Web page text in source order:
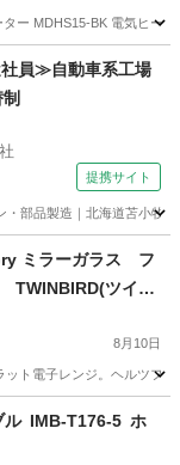
ー MDHS15-BK 電気ヒー
員≫自動車系工場
提携サイト
部品製造｜北海道苫小牧
ミラーガラス フ
ツイン
ー 単機能 一人暮ら
出力切替 600W 15
ック
8月10日
ト電子レンジ。ヘルツフ
ミラー
ル IMB-T176-5 ホ